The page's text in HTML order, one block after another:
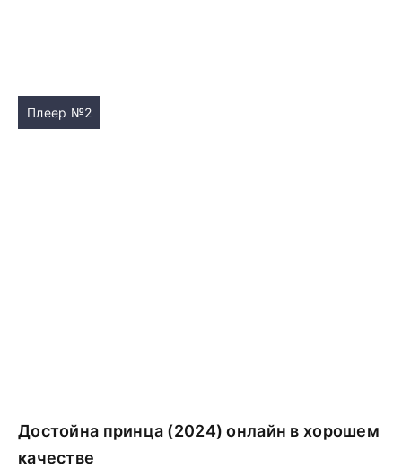
Плеер №2
Достойна принца (2024) онлайн в хорошем
качестве